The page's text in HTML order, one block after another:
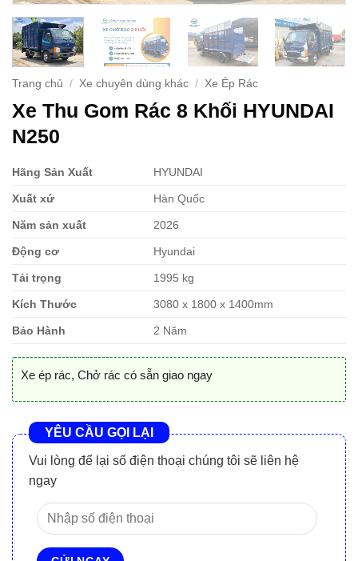
Trang chủ / Xe chuyên dùng khác / Xe Ép Rác
Xe Thu Gom Rác 8 Khối HYUNDAI
N250
Hãng Sản Xuất HYUNDAI
Xuất xứ Hàn Quốc
Năm sản xuất 2026
Động cơ Hyundai
Tải trọng 1995 kg
Kích Thước 3080 x 1800 x 1400mm
Bảo Hành 2 Năm
Xe ép rác, Chở rác có sẵn giao ngay
YÊU CẦU GỌI LẠI
Vui lòng để lại số điện thoại chúng tôi sẽ liên hệ
ngay